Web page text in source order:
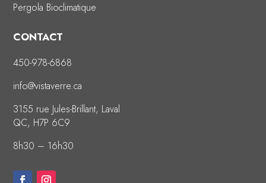
Pergola Bioclimatique
CONTACT
450-978-6868
info@vistaverre.ca
3155 rue Jules-Brillant, Laval
QC, H7P 6C9
8h30 – 16h30